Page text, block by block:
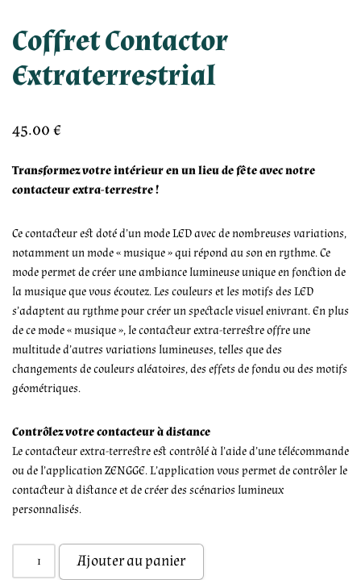
Coffret Contactor
Extraterrestrial
45.00€
Transformez votre intérieur en un lieu de fête avec notre
contacteur extra-terrestre !
Ce contacteur est doté d’un mode LED avec de nombreuses variations,
notamment un mode « musique » qui répond au son en rythme. Ce
mode permet de créer une ambiance lumineuse unique en fonction de
la musique que vous écoutez. Les couleurs et les motifs des LED
s’adaptent au rythme pour créer un spectacle visuel enivrant. En plus
de ce mode « musique », le contacteur extra-terrestre offre une
multitude d’autres variations lumineuses, telles que des
changements de couleurs aléatoires, des effets de fondu ou des motifs
géométriques.
Contrôlez votre contacteur à distance
Le contacteur extra-terrestre est contrôlé à l’aide d’une télécommande
ou de l’application ZENGGE. L’application vous permet de contrôler le
contacteur à distance et de créer des scénarios lumineux
personnalisés.
Ajouter au panier